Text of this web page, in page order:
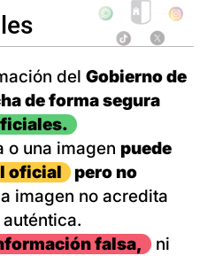
del Gobierno de
de forma segura
o una imagen puede
oficial
pero no
imagen no acredita
falsa,
ni